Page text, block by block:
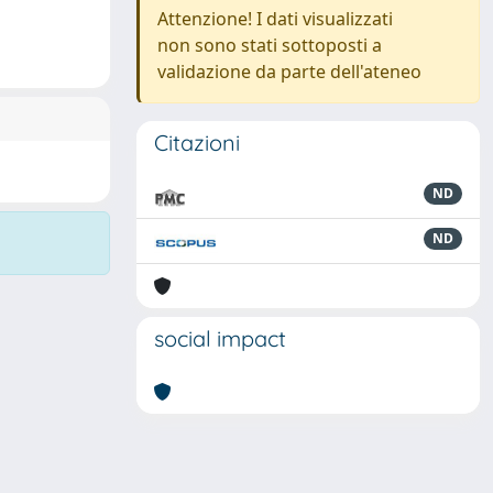
Attenzione! I dati visualizzati
non sono stati sottoposti a
validazione da parte dell'ateneo
Citazioni
ND
ND
social impact